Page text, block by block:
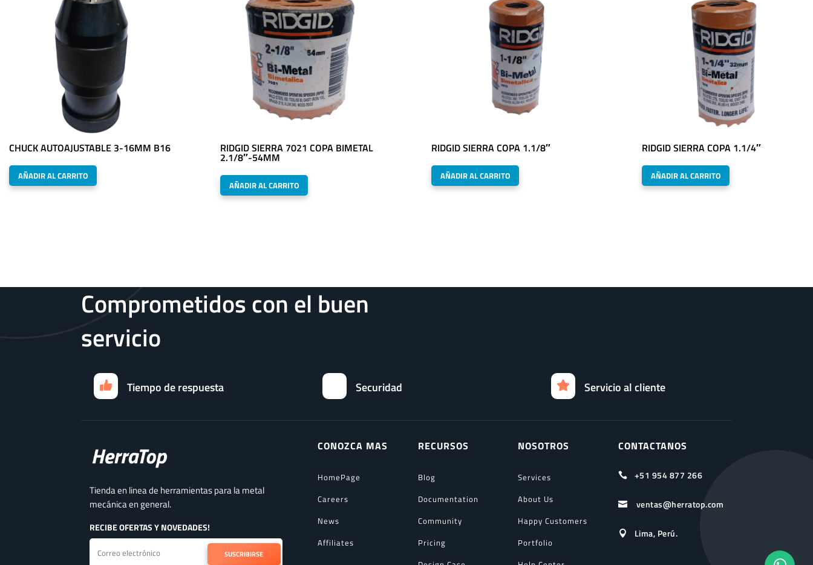
CHUCK AUTOAJUSTABLE 3-16MM B16
AÑADIR AL CARRITO
RIDGID SIERRA 7021 COPA BIMETAL
2.1/8″-54MM
AÑADIR AL CARRITO
RIDGID SIERRA COPA 1.1/8″
AÑADIR AL CARRITO
RIDGID SIERRA COPA 1.1/4″
AÑADIR AL CARRITO
Comprometidos con el buen
servicio
Tiempo de respuesta Securidad Servicio al cliente
Tienda en linea de herramientas para la metal
mecánica en general.
RECIBE OFERTAS Y NOVEDADES!
SUSCRIBIRSE
CONOZCA MAS
HomePage
Careers
News
Affiliates
RECURSOS
Blog
Documentation
Community
Pricing
NOSOTROS
Services
About Us
Happy Customers
Portfolio
CONTACTANOS
 +51 954 877 266
 ventas@herratop.com
 Lima, Perú.